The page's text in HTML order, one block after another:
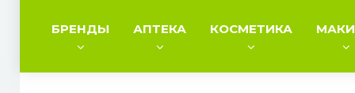
БРЕНДЫ АПТЕКА КОСМЕТИКА